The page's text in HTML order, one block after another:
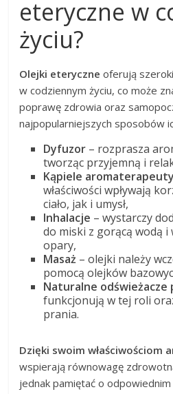
eteryczne w
życiu?
Olejki eteryczne oferują
w codziennym życiu, co może
poprawę zdrowia oraz
najpopularniejszych sposobów
Dyfuzor – rozprasza
tworząc przyjemną i
Kąpiele
właściwości wpływają
ciało, jak i umysł,
Inhalacje – wystarczy
do miski z gorącą wodą i
opary,
Masaż – olejki należy
pomocą olejków
Naturalne odświeżacze
funkcjonują w tej roli
prania.
Dzięki swoim właściwościom
wspierają równowagę
jednak pamiętać o